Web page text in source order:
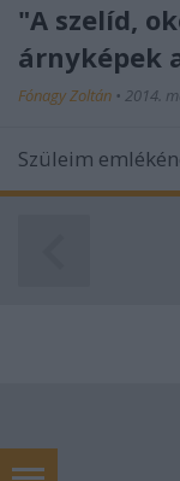
"A szelíd,
árnyképek
Fónagy Zoltán • 2014.
Szüleim